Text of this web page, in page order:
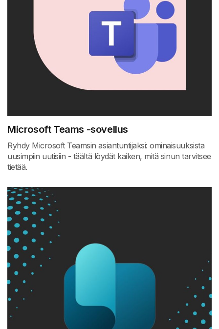
Microsoft Teams -sovellus
Ryhdy Microsoft Teamsin asiantuntijaksi: ominaisuuksista
uusimpiin uutisiin - täältä löydät kaiken, mitä sinun tarvitsee
tietää.